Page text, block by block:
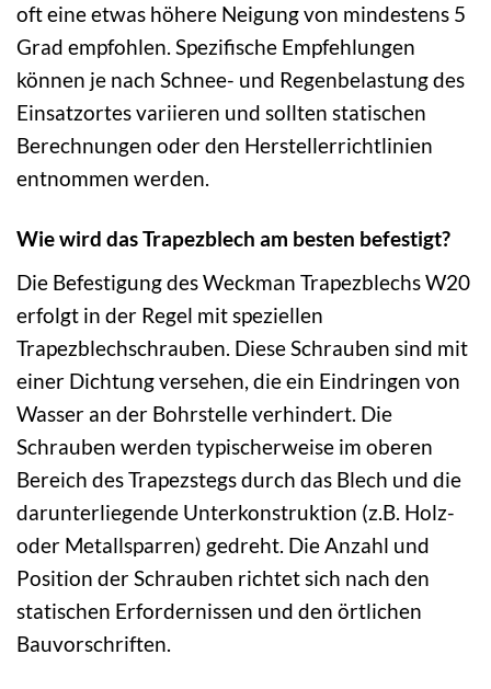
oft eine etwas höhere Neigung von mindestens 5
Grad empfohlen. Spezifische Empfehlungen
können je nach Schnee- und Regenbelastung des
Einsatzortes variieren und sollten statischen
Berechnungen oder den Herstellerrichtlinien
entnommen werden.
Wie wird das Trapezblech am besten befestigt?
Die Befestigung des Weckman Trapezblechs W20
erfolgt in der Regel mit speziellen
Trapezblechschrauben. Diese Schrauben sind mit
einer Dichtung versehen, die ein Eindringen von
Wasser an der Bohrstelle verhindert. Die
Schrauben werden typischerweise im oberen
Bereich des Trapezstegs durch das Blech und die
darunterliegende Unterkonstruktion (z.B. Holz-
oder Metallsparren) gedreht. Die Anzahl und
Position der Schrauben richtet sich nach den
statischen Erfordernissen und den örtlichen
Bauvorschriften.